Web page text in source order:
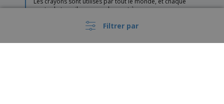
Filtrer par
poste de travail comprend un pot à crayons avec au
mission ou sur le site apportent souvent un crayon avec
eux, et les crayons sont quelque chose que chaque
famille possède et utilise. Lorsque vous utilisez des